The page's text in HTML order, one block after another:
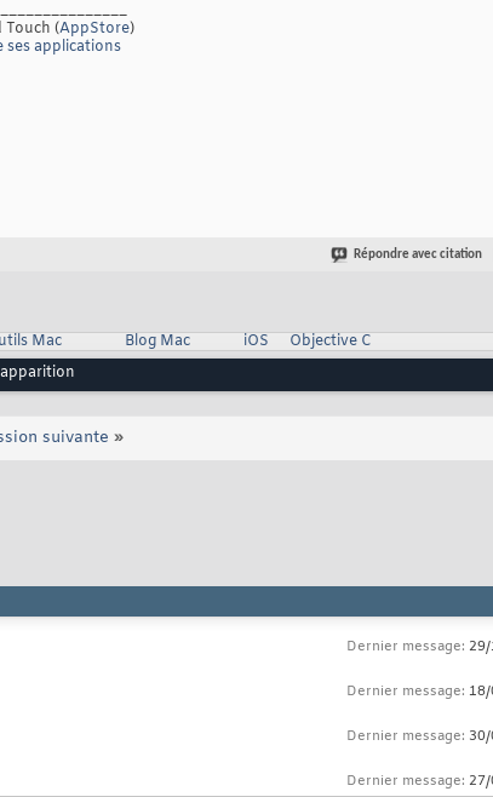
Touch (AppStore)
ses applications
Répondre avec citation
Mac Blog Mac iOS
Objective C
suivante »
Dernier message:
Dernier message:
Dernier message:
Dernier message: